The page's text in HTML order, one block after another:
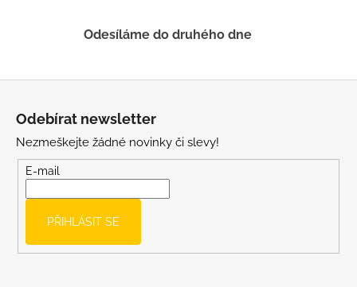
p
u
Odesíláme do druhého dne
Odebírat newsletter
Nezmeškejte žádné novinky či slevy!
E-mail
PŘIHLÁSIT SE